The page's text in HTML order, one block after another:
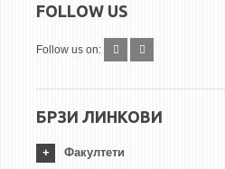
FOLLOW US
Follow us on:
БРЗИ ЛИНКОВИ
Факултети